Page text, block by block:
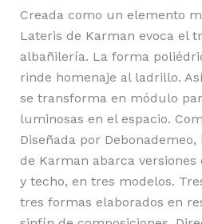
Creada como un elemento
Lateris de Karman evoca el
albañilería. La forma
rinde homenaje al ladrillo.
se transforma en módulo
luminosas en el espacio.
Diseñada por
de Karman abarca
y techo, en tres modelos.
tres formas elaborados en